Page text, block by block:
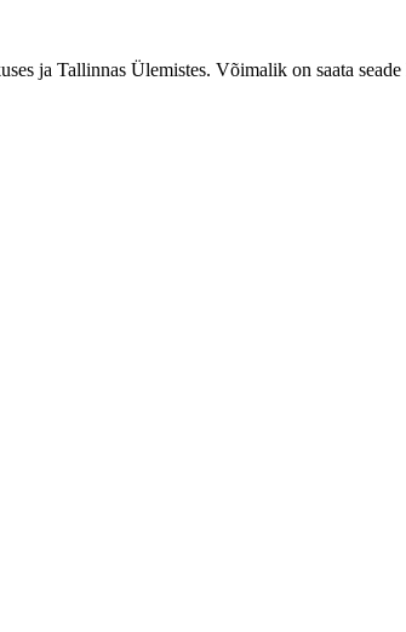
ja Tallinnas Ülemistes. Võimalik on saata seade